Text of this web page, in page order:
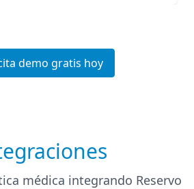
demo gratis hoy
médica integrando Reservo